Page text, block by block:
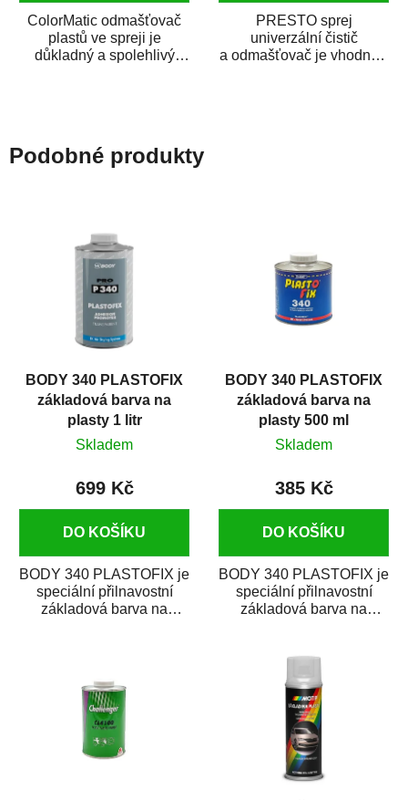
ColorMatic odmašťovač
plastů ve spreji je
důkladný a spolehlivý
PRESTO sprej
univerzální čistič
a odmašťovač je vhodný k
Podobné produkty
BODY 340 PLASTOFIX
základová barva na
plasty 1 litr
Skladem
699 Kč
DO KOŠÍKU
BODY 340 PLASTOFIX je
speciální přilnavostní
základová barva na
BODY 340 PLASTOFIX
základová barva na
plasty 500 ml
Skladem
385 Kč
DO KOŠÍKU
BODY 340 PLASTOFIX je
speciální přilnavostní
základová barva na